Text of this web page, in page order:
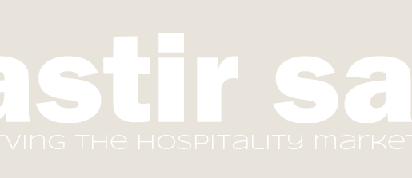
the hospitality market